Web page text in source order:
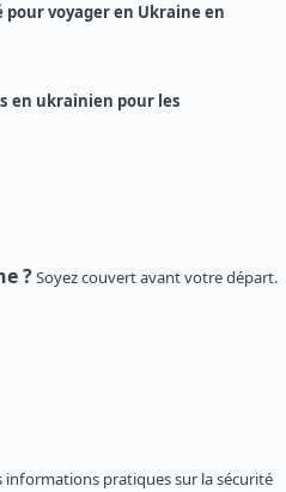
pour voyager en Ukraine en
en ukrainien pour les
?Soyez couvert avant votre départ.
pratiques sur la sécurité